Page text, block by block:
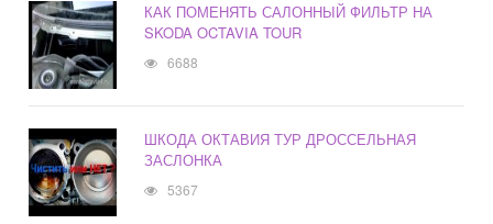
КАК ПОМЕНЯТЬ САЛОННЫЙ ФИЛЬТР НА
SKODA OCTAVIA TOUR
6688
ШКОДА ОКТАВИЯ ТУР ДРОССЕЛЬНАЯ
ЗАСЛОНКА
5367